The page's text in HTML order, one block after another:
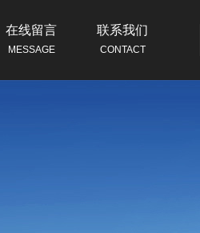
在线留言
MESSAGE
联系我们
CONTACT